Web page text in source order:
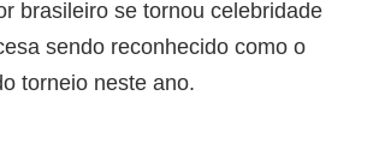
brasileiro se tornou celebridade
sendo reconhecido como o
torneio neste ano.